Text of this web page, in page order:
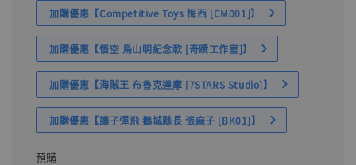
加購優惠【Competitive Toys 梅西 [CM001]】
加購優惠【悟空 鳥山明紀念款 [奇蹟工作室]】
加購優惠【海賊王 布魯克達摩 [7STARS Studio]】
加購優惠【讓子彈飛 鵝城縣長 張麻子 [BK01]】
預購